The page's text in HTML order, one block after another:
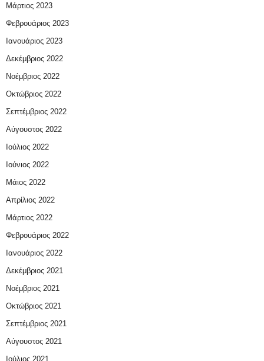
Μάρτιος 2023
Φεβρουάριος 2023
Ιανουάριος 2023
Δεκέμβριος 2022
Νοέμβριος 2022
Οκτώβριος 2022
Σεπτέμβριος 2022
Αύγουστος 2022
Ιούλιος 2022
Ιούνιος 2022
Μάιος 2022
Απρίλιος 2022
Μάρτιος 2022
Φεβρουάριος 2022
Ιανουάριος 2022
Δεκέμβριος 2021
Νοέμβριος 2021
Οκτώβριος 2021
Σεπτέμβριος 2021
Αύγουστος 2021
Ιούλιος 2021